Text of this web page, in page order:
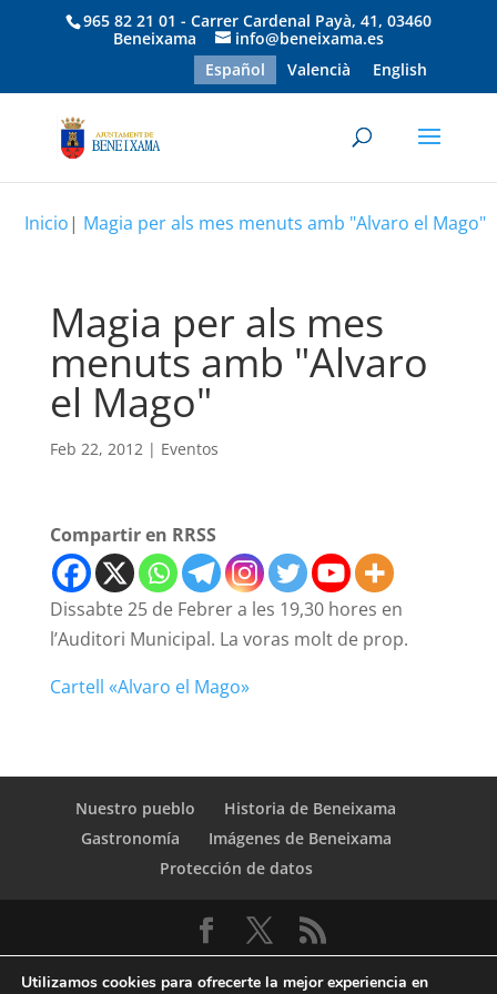
965 82 21 01 - Carrer Cardenal Payà, 41, 03460
Beneixama
info@beneixama.es
Español
Valencià English
Inicio| Magia per als mes menuts amb "Alvaro el Mago"
Magia per als mes
menuts amb "Alvaro
el Mago"
Feb 22, 2012| Eventos
Compartir en RRSS
Dissabte 25 de Febrer a les 19,30 hores en
l’Auditori Municipal. La voras molt de prop.
Cartell «Alvaro el Mago»
Nuestro pueblo
Historia de Beneixama
Gastronomía
Imágenes de Beneixama
Protección de datos
Utilizamos cookies para ofrecerte la mejor experiencia en